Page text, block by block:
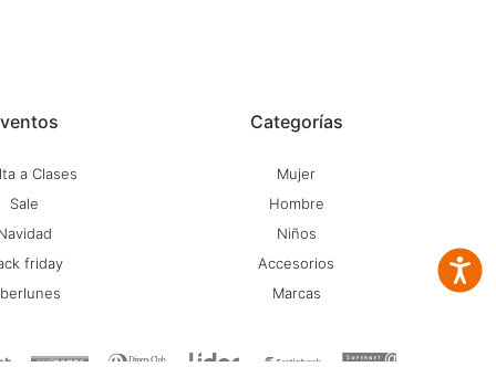
a Clases
Sale
friday
Categorías
Mujer
Hombre
Niños
Accesorios
Marcas